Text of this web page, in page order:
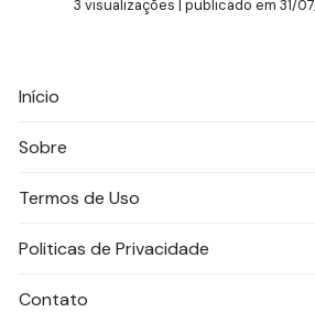
3 visualizações |publicado em 31/
Início
Sobre
Termos de Uso
Politicas de Privacidade
Contato